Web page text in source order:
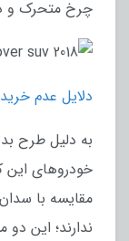
چرخ متحرک و
دلایل عدم
به دلیل طرح
خودروهای این
مقایسه با
ندارند؛ این